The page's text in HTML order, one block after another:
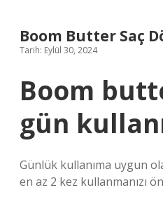
Boom Butter Saç
Tarih: Eylül 30, 2024
Boom
gün
Günlük kullanıma uygun
en az 2 kez kullanmanızı